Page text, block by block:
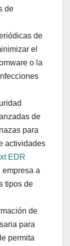
de
de
el
o la
de
para
actividades
EDR
empresa a
tipos de
de
para
permita